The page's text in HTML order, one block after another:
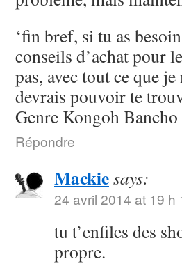
‘fin bref, si tu as
conseils d’achat pour
pas, avec tout ce que
devrais pouvoir te
Genre Kongoh Bancho
Répondre
Mackiesays:
24 avril 2014 at 19 h
tu t’enfiles des
propre.